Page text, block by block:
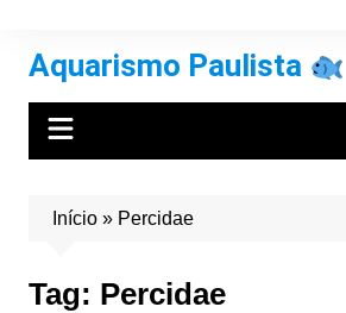
conteúdo
Aquarismo Paulista
Início» Percidae
Tag: Percidae